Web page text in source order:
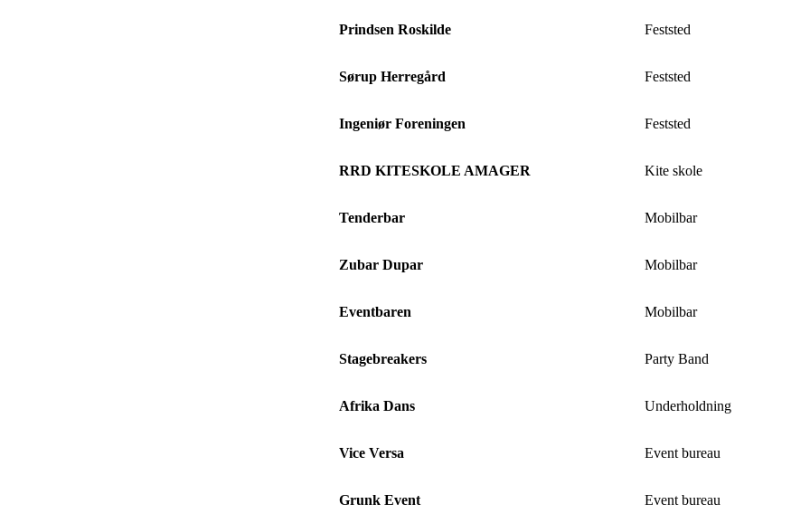
Prindsen Roskilde Feststed
Sørup Herregård Feststed
Ingeniør Foreningen Feststed
RRD KITESKOLE AMAGER Kite skole
Tenderbar Mobilbar
Zubar Dupar Mobilbar
Eventbaren Mobilbar
Stagebreakers Party Band
Afrika Dans Underholdning
Vice Versa Event bureau
Grunk Event Event bureau